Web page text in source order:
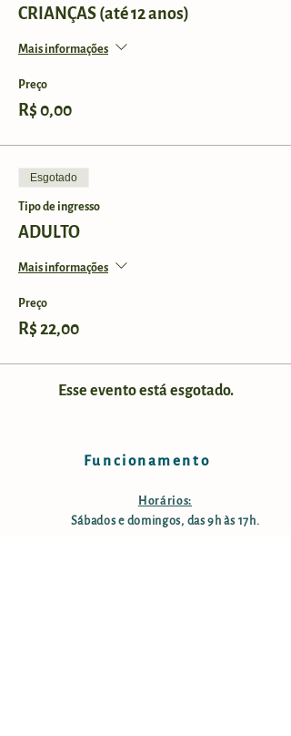
CRIANÇAS (até 12 anos)
Mais informações
Preço
R$ 0,00
Esgotado
Tipo de ingresso
ADULTO
Mais informações
Preço
R$ 22,00
Esse evento está esgotado.
Funcionamento
Horários:
Sábados e domingos, das 9h às 17h.